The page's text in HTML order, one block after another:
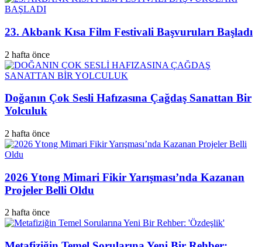
23. Akbank Kısa Film Festivali Başvuruları Başladı
2 hafta önce
Doğanın Çok Sesli Hafızasına Çağdaş Sanattan Bir
Yolculuk
2 hafta önce
2026 Ytong Mimari Fikir Yarışması’nda Kazanan
Projeler Belli Oldu
2 hafta önce